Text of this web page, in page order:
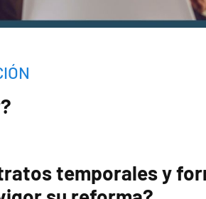
temporales y